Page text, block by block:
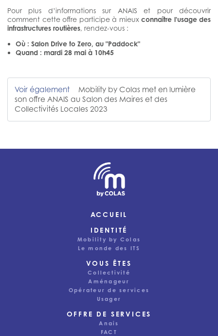
Pour plus d’informations sur ANAIS et pour découvrir
comment cette offre participe à mieuxconnaître l'usage des
infrastructures routières, rendez-vous :
Où : Salon Drive to Zero, au "Paddock"
Quand : mardi 28 mai à 10h45
Voir également
Mobility by Colas met en lumière
son offre ANAIS au Salon des Maires et des
Collectivités Locales 2023
ACCUEIL
IDENTITÉ
Mobility by Colas
Le monde des ITS
VOUS ÊTES
Collectivité
Aménageur
Opérateur de services
Usager
OFFRE DE SERVICES
Anais
FACT